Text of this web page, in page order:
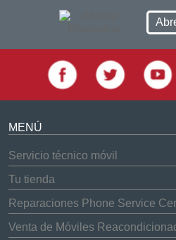
MENÚ
Servicio técnico móvil
Tu tienda
Reparaciones Phone Service
Venta de Móviles